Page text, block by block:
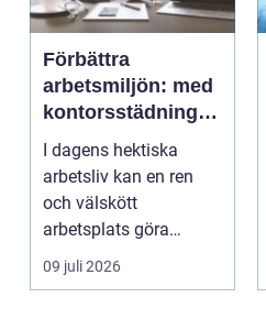
Förbättra
arbetsmiljön: med
kontorsstädning i
Stockholm
I dagens hektiska
arbetsliv kan en ren
och välskött
arbetsplats göra
underverk fö...
09 juli 2026